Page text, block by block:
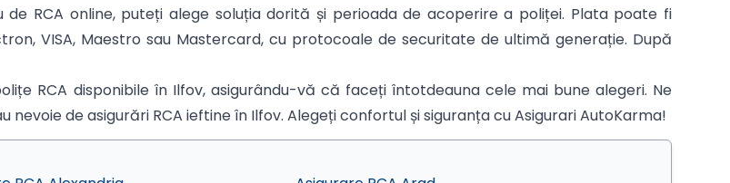
RCA online, puteți alege soluția dorită și perioada de acoperire a poliței. Plata poate fi
VISA, Maestro sau Mastercard, cu protocoale de securitate de ultimă generație. După
RCA disponibile în Ilfov, asigurându-vă că faceți întotdeauna cele mai bune alegeri. Ne
de asigurări RCA ieftine în Ilfov. Alegeți confortul și siguranța cu Asigurari AutoKarma!